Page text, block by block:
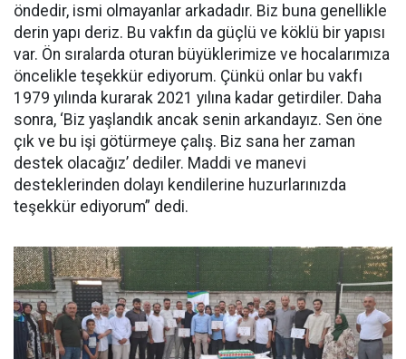
öndedir, ismi olmayanlar arkadadır. Biz buna genellikle
derin yapı deriz. Bu vakfın da güçlü ve köklü bir yapısı
var. Ön sıralarda oturan büyüklerimize ve hocalarımıza
öncelikle teşekkür ediyorum. Çünkü onlar bu vakfı
1979 yılında kurarak 2021 yılına kadar getirdiler. Daha
sonra, ‘Biz yaşlandık ancak senin arkandayız. Sen öne
çık ve bu işi götürmeye çalış. Biz sana her zaman
destek olacağız’ dediler. Maddi ve manevi
desteklerinden dolayı kendilerine huzurlarınızda
teşekkür ediyorum” dedi.